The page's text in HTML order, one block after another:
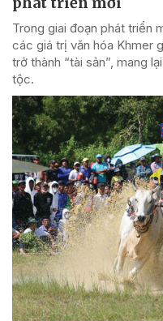
Trong giai đoạn phát triển
các giá trị văn hóa Khmer
trở thành “tài sản”, mang
tộc.